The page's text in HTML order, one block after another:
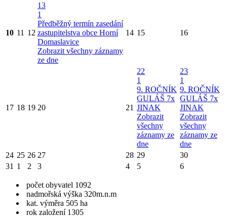
10 11 12
13
1
Předběžný termín zasedání
zastupitelstva obce Horní
Domaslavice
Zobrazit všechny záznamy
ze dne
14 15 16
17 18 19 20 21
22
1
9. ROČNÍK
GULÁŠ 7x
JINAK
Zobrazit
všechny
záznamy ze
dne
23
1
9. ROČNÍK
GULÁŠ 7x
JINAK
Zobrazit
všechny
záznamy ze
dne
24 25 26 27 28 29
30
31 1 2 3 4 5 6
počet obyvatel 1092
nadmořská výška 320m.n.m
kat. výměra 505 ha
rok založení 1305